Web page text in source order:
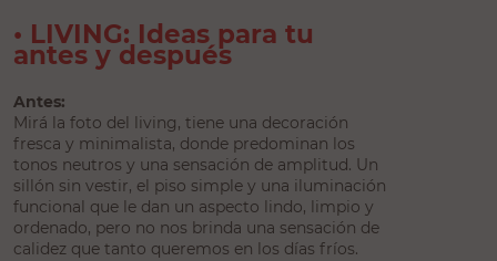
• LIVING: Ideas para tu
antes y después
Antes:
Mirá la foto del living, tiene una decoración
fresca y minimalista, donde predominan los
tonos neutros y una sensación de amplitud. Un
sillón sin vestir, el piso simple y una iluminación
funcional que le dan un aspecto lindo, limpio y
ordenado, pero no nos brinda una sensación de
calidez que tanto queremos en los días fríos.